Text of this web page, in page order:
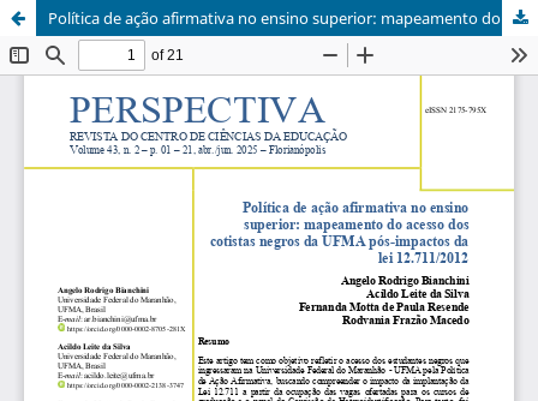
Política de ação afirmativa no ensino superior: mapeamento do acesso dos cotistas negros da UFMA pós-impactos da lei 12.711/2012